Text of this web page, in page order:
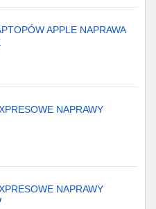
APPLE NAPRAWA
NAPRAWY
NAPRAWY